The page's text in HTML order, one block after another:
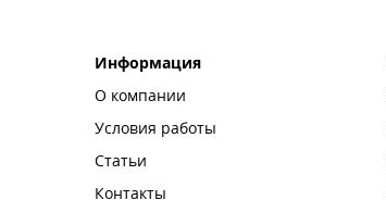
Информация
О компании
Условия работы
Статьи
Контакты